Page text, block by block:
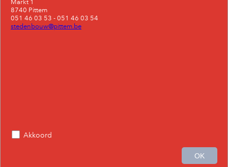
Het gebruiksrecht is te vinden op https://overheid.vlaanderen.be/Webdiensten-Gebruiksrecht.
Markt 1
8740 Pittem
051 46 03 53 - 051 46 03 54
stedenbouw@pittem.be
Akkoord
OK
Verkavelingen omgevingsvergunning
gemeentelijk RUP